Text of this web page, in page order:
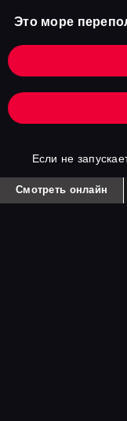
Это море
Если не
Смотреть онлайн